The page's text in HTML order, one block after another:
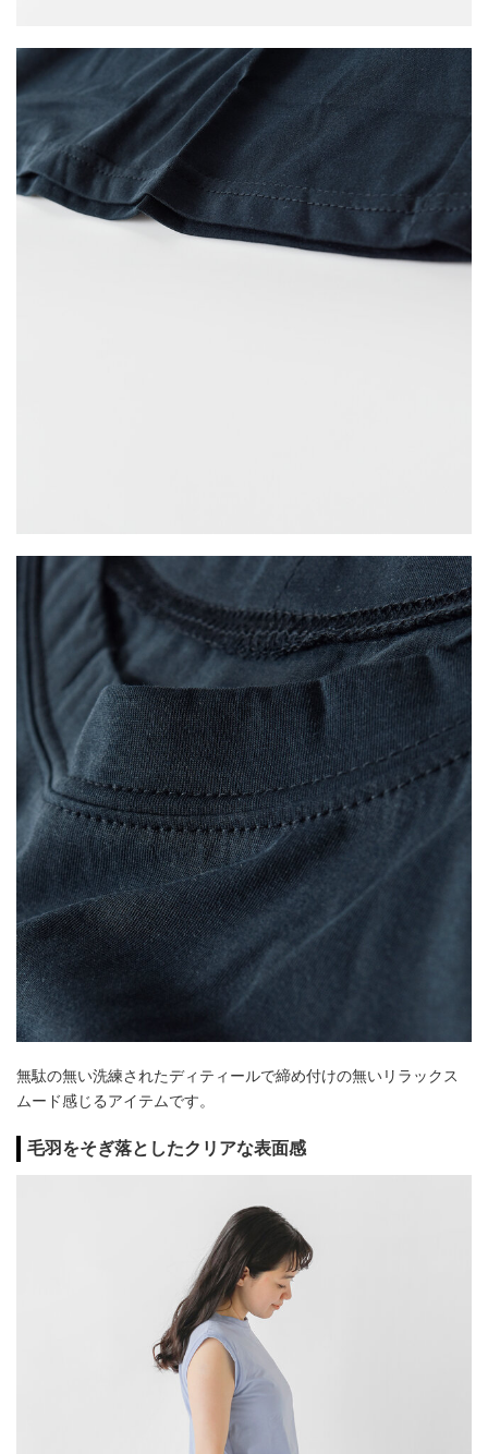
無駄の無い洗練されたディティールで締め付けの無いリラックス
ムード感じるアイテムです。
毛羽をそぎ落としたクリアな表面感